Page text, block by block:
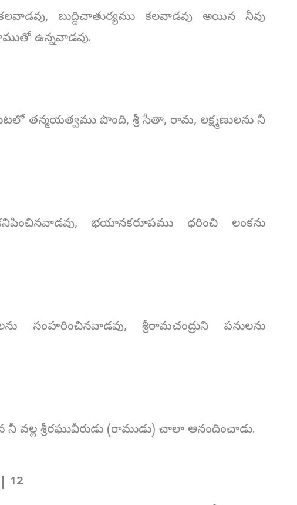
బుద్ధిచాతుర్యము కలవాడవు అయిన నీవు
ఉన్నవాడవు.
తన్మయత్వము పొంది, శ్రీ సీతా, రామ, లక్ష్మణులను నీ
భయానకరూపము ధరించి లంకను
సంహరించినవాడవు, శ్రీరామచంద్రుని పనులను
నీ వల్ల శ్రీరఘువీరుడు (రాముడు) చాలా ఆనందించాడు.
12